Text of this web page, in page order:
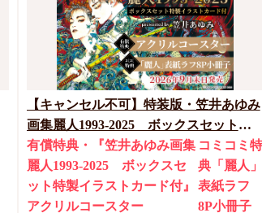
円（税込）
アヒル森下
特典を選ぶ
【キャンセル不可】特装版・笠井あゆみ
画集麗人1993-2025 ボックスセット特
製イラストカード付【有償特典・アクリ
ルコースター】
有償特典・『笠井あゆみ画集
麗人1993-2025 ボックスセ
ット特製イラストカード付』
アクリルコースター
コミコミ特
典「麗人」
表紙ラフ
8P小冊子